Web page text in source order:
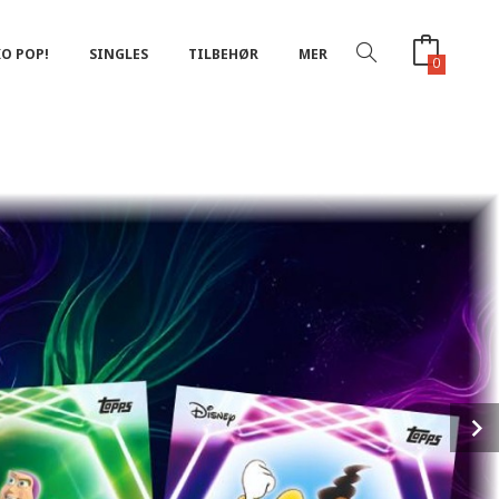
POP! SINGLES TILBEHØR MER 0